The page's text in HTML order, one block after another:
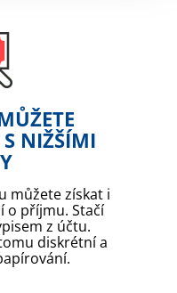
NIŽŠÍMI
můžete získat i
o příjmu. Stačí
z účtu.
diskrétní a